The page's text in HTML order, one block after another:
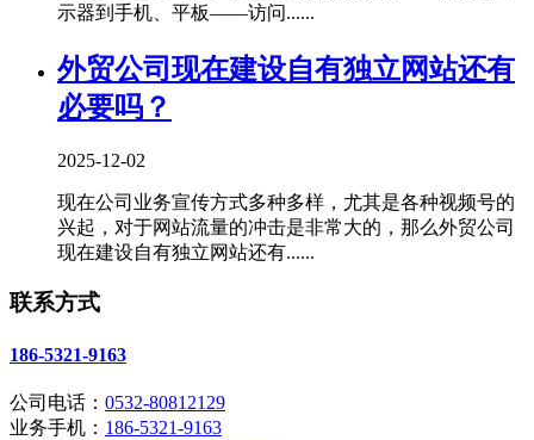
示器到手机、平板——访问......
外贸公司现在建设自有独立网站还有
必要吗？
2025-12-02
现在公司业务宣传方式多种多样，尤其是各种视频号的
兴起，对于网站流量的冲击是非常大的，那么外贸公司
现在建设自有独立网站还有......
联系方式
186-5321-9163
公司电话： 0532-80812129
业务手机： 186-5321-9163